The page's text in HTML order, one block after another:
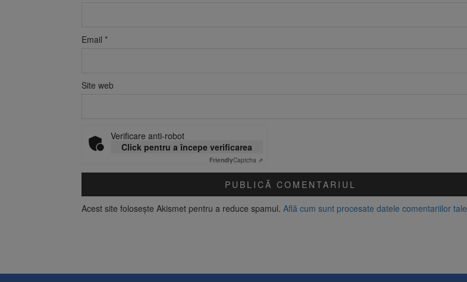
Email *
Site web
Verificare anti-robot
Click pentru a începe verificarea
FriendlyCaptcha ⇗
Acest site folosește Akismet pentru a reduce spamul. Află cum sunt procesate datele comentariilor tale